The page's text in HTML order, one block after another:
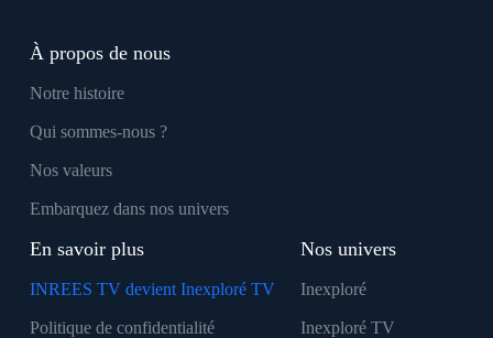
À propos de nous
Notre histoire
Qui sommes-nous ?
Nos valeurs
Embarquez dans nos univers
En savoir plus
INREES TV devient Inexploré TV
Politique de confidentialité
Nos univers
Inexploré
Inexploré TV